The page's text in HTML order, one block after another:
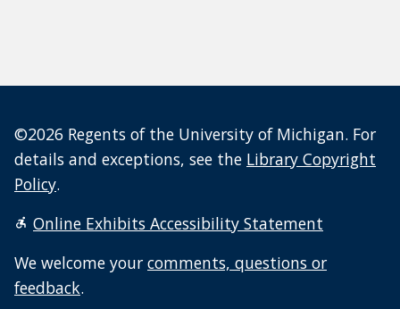
©2026 Regents of the University of Michigan. For
details and exceptions, see the Library Copyright
Policy.
Online Exhibits Accessibility Statement
We welcome your comments, questions or
feedback.